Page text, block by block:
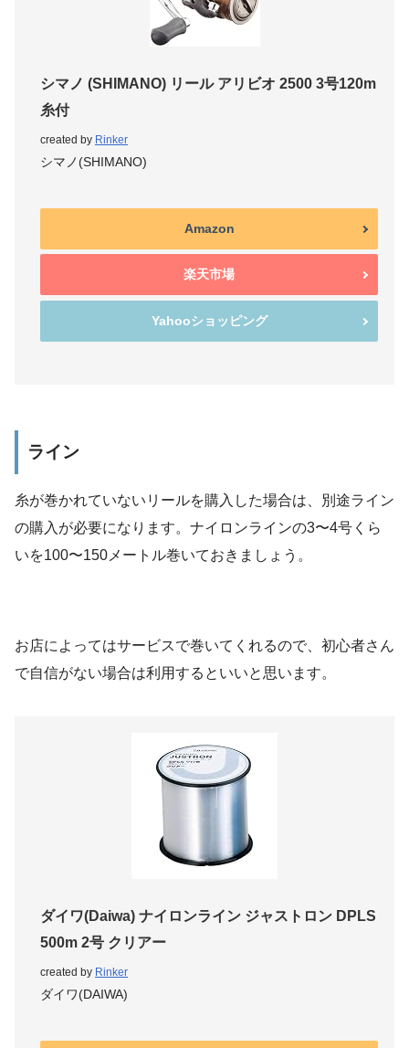
シマノ (SHIMANO) リール アリビオ 2500 3号120m
糸付
created by Rinker
シマノ(SHIMANO)
Amazon
楽天市場
Yahooショッピング
ライン
糸が巻かれていないリールを購入した場合は、別途ライン
の購入が必要になります。ナイロンラインの3〜4号くら
いを100〜150メートル巻いておきましょう。
お店によってはサービスで巻いてくれるので、初心者さん
で自信がない場合は利用するといいと思います。
ダイワ(Daiwa) ナイロンライン ジャストロン DPLS
500m 2号 クリアー
created by Rinker
ダイワ(DAIWA)